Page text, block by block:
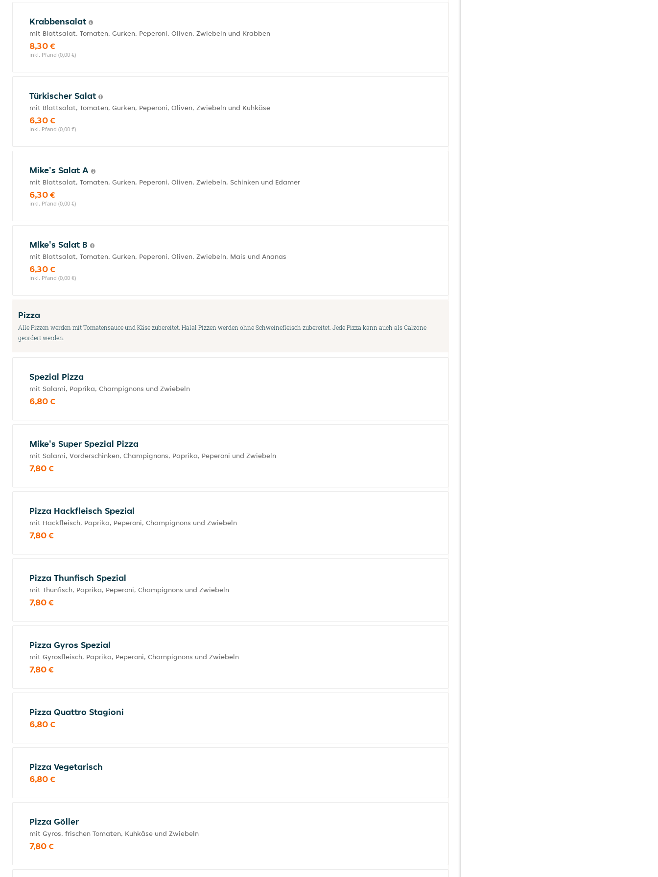
Krabbensalat
mit Blattsalat, Tomaten, Gurken, Peperoni, Oliven, Zwiebeln und Krabben
8,30 €
inkl. Pfand (0,00 €)
Türkischer Salat
mit Blattsalat, Tomaten, Gurken, Peperoni, Oliven, Zwiebeln und Kuhkäse
6,30 €
inkl. Pfand (0,00 €)
Mike's Salat A
mit Blattsalat, Tomaten, Gurken, Peperoni, Oliven, Zwiebeln, Schinken und Edamer
6,30 €
inkl. Pfand (0,00 €)
Mike's Salat B
mit Blattsalat, Tomaten, Gurken, Peperoni, Oliven, Zwiebeln, Mais und Ananas
6,30 €
inkl. Pfand (0,00 €)
Pizza
Alle Pizzen werden mit Tomatensauce und Käse zubereitet. Halal Pizzen werden ohne Schweinefleisch zubereitet. Jede Pizza kann auch als Calzone
geordert werden.
Spezial Pizza
mit Salami, Paprika, Champignons und Zwiebeln
6,80 €
Mike's Super Spezial Pizza
mit Salami, Vorderschinken, Champignons, Paprika, Peperoni und Zwiebeln
7,80 €
Pizza Hackfleisch Spezial
mit Hackfleisch, Paprika, Peperoni, Champignons und Zwiebeln
7,80 €
Pizza Thunfisch Spezial
mit Thunfisch, Paprika, Peperoni, Champignons und Zwiebeln
7,80 €
Pizza Gyros Spezial
mit Gyrosfleisch, Paprika, Peperoni, Champignons und Zwiebeln
7,80 €
Pizza Quattro Stagioni
6,80 €
Pizza Vegetarisch
6,80 €
Pizza Göller
mit Gyros, frischen Tomaten, Kuhkäse und Zwiebeln
7,80 €